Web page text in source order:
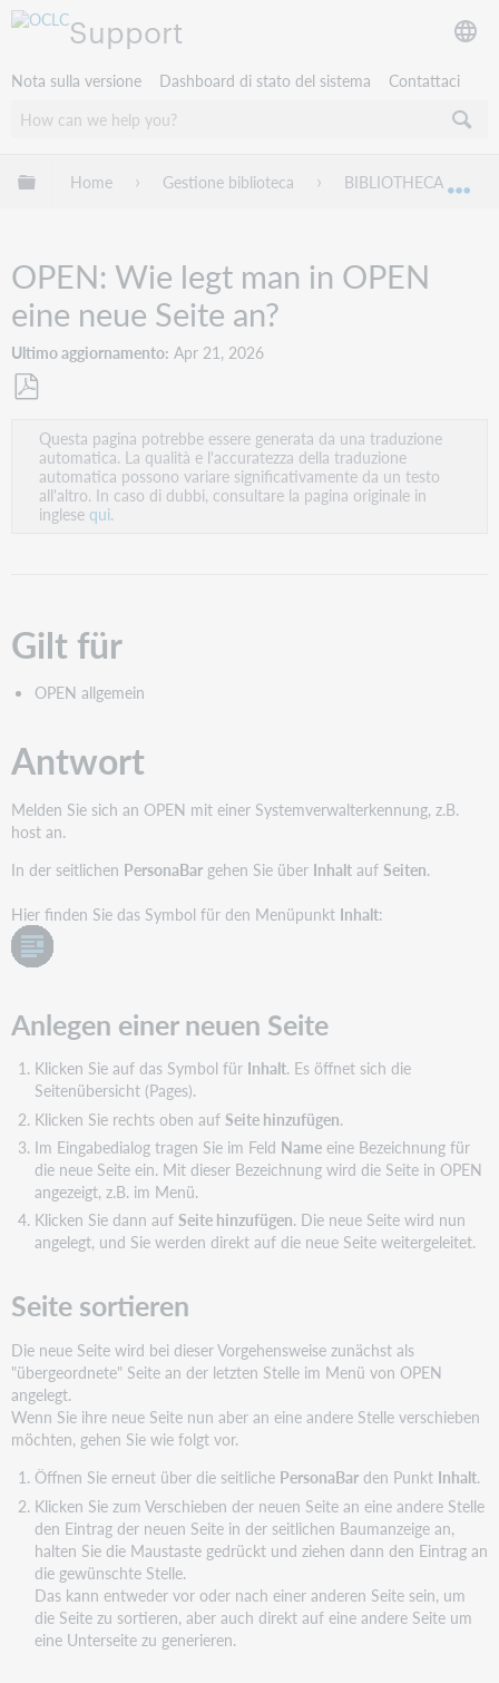
Support
Nota sulla versione Dashboard di stato del sistema Contattaci
Espandi/comprimi la gerarchia globale
Home Gestione biblioteca BIBLIOTHECA
OPEN: Wie legt man in OPEN
eine neue Seite an?
Ultimo aggiornamento Apr 21, 2026
come
PDF
Questa pagina potrebbe essere generata da una traduzione
automatica. La qualità e l'accuratezza della traduzione
automatica possono variare significativamente da un testo
all'altro. In caso di dubbi, consultare la pagina originale in
inglesequi.
Gilt für
OPEN allgemein
Antwort
Melden Sie sich an OPEN mit einer Systemverwalterkennung, z.B.
host an.
In der seitlichen PersonaBar gehen Sie über Inhalt auf Seiten.
Hier finden Sie das Symbol für den Menüpunkt Inhalt:
Anlegen einer neuen Seite
Klicken Sie auf das Symbol für Inhalt. Es öffnet sich die
Seitenübersicht (Pages).
Klicken Sie rechts oben auf Seite hinzufügen.
Im Eingabedialog tragen Sie im Feld Nameeine Bezeichnung für
die neue Seite ein. Mit dieser Bezeichnung wird die Seite in OPEN
angezeigt, z.B. im Menü.
Klicken Sie dann auf Seite hinzufügen. Die neue Seite wird nun
angelegt, und Sie werden direkt auf die neue Seite weitergeleitet.
Seite sortieren
Die neue Seite wird bei dieser Vorgehensweise zunächst als
"übergeordnete" Seite an der letzten Stelle im Menü von OPEN
angelegt.
Wenn Sie ihre neue Seite nun aber an eine andere Stelle verschieben
möchten, gehen Sie wie folgt vor.
Öffnen Sie erneut über die seitliche PersonaBarden Punkt Inhalt.
Klicken Sie zum Verschieben der neuen Seite an eine andere Stelle
den Eintrag der neuen Seite in der seitlichen Baumanzeige an,
halten Sie die Maustaste gedrückt und ziehen dann den Eintrag an
die gewünschte Stelle.
Das kann entweder vor oder nach einer anderen Seite sein, um
die Seite zu sortieren, aber auch direkt auf eine andere Seite um
eine Unterseite zu generieren.